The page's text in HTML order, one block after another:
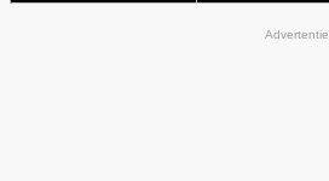
Advertentie